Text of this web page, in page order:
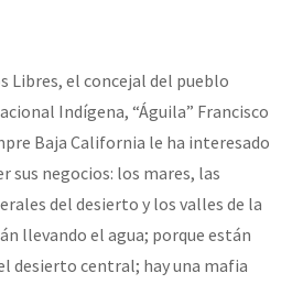
Libres, el concejal del pueblo
Indígena, “Águila” Francisco
Baja California le ha interesado
sus negocios: los mares, las
del desierto y los valles de la
llevando el agua; porque están
desierto central; hay una mafia